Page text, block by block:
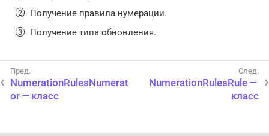
Получение правила нумерации.
Получение типа обновления.
NumerationRulesNumerat
or — класс
NumerationRulesRule —
класс